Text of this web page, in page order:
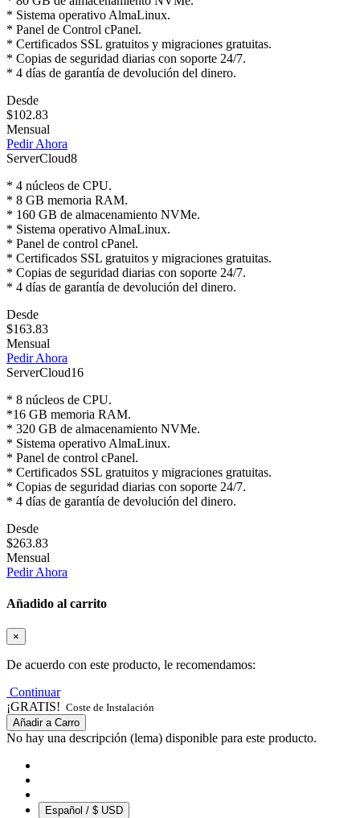
* Sistema operativo AlmaLinux.
* Panel de Control cPanel.
* Certificados SSL gratuitos y migraciones gratuitas.
* Copias de seguridad diarias con soporte 24/7.
* 4 días de garantía de devolución del dinero.
Desde
$102.83
Mensual
Pedir Ahora
ServerCloud8
* 4 núcleos de CPU.
* 8 GB memoria RAM.
* 160 GB de almacenamiento NVMe.
* Sistema operativo AlmaLinux.
* Panel de control cPanel.
* Certificados SSL gratuitos y migraciones gratuitas.
* Copias de seguridad diarias con soporte 24/7.
* 4 días de garantía de devolución del dinero.
Desde
$163.83
Mensual
Pedir Ahora
ServerCloud16
* 8 núcleos de CPU.
*16 GB memoria RAM.
* 320 GB de almacenamiento NVMe.
* Sistema operativo AlmaLinux.
* Panel de control cPanel.
* Certificados SSL gratuitos y migraciones gratuitas.
* Copias de seguridad diarias con soporte 24/7.
* 4 días de garantía de devolución del dinero.
Desde
$263.83
Mensual
Pedir Ahora
Añadido al carrito
×
De acuerdo con este producto, le recomendamos:
Continuar
¡GRATIS! Coste de Instalación
Añadir a Carro
No hay una descripción (lema) disponible para este producto.
Español / $ USD